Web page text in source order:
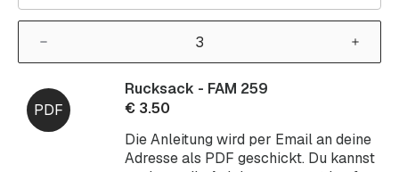
Die Anleitung wird per Email an deine
Adresse als PDF geschickt. Du kannst
Rucksack - FAM 259
€ 3.50